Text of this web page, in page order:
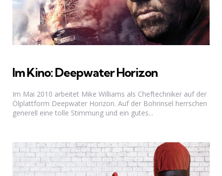
Im Kino: Deepwater Horizon
Im Mai 2010 arbeitet Mike Williams als Cheftechniker auf der
Ölplattform Deepwater Horizon. Auf der Bohrinsel herrschen
generell eine tolle Stimmung und ein gutes...